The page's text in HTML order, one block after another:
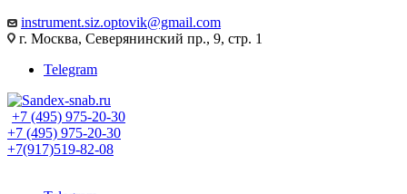
instrument.siz.optovik@gmail.com
г. Москва, Северянинский пр., 9, стр. 1
Telegram
+7 (495) 975-20-30
+7 (495) 975-20-30
+7(917)519-82-08